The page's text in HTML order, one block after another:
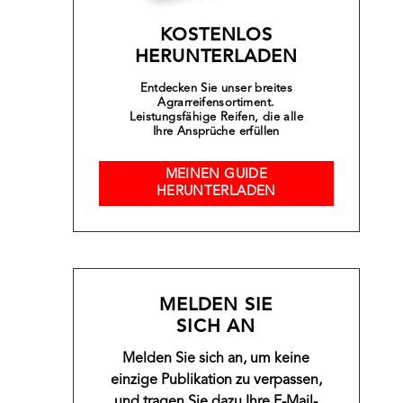
KOSTENLOS
HERUNTERLADEN
Entdecken Sie unser breites
Agrarreifensortiment.
Leistungsfähige Reifen, die alle
Ihre Ansprüche erfüllen
MEINEN GUIDE
HERUNTERLADEN
MELDEN SIE
SICH AN
Melden Sie sich an, um keine
einzige Publikation zu verpassen,